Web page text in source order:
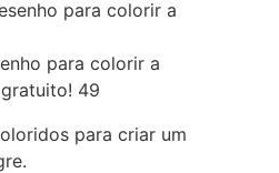
para colorir a
49
para criar um